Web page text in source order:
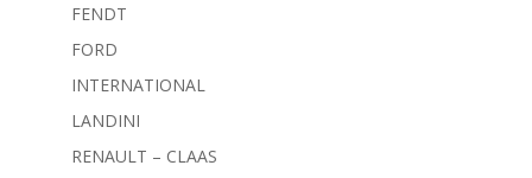
FENDT
FORD
INTERNATIONAL
LANDINI
RENAULT – CLAAS